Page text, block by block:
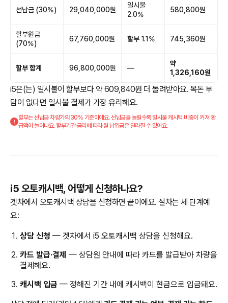
선납금 (30%) 29,040,000원
일시불
2.0%
580,800원
할부원금
(70%)
67,760,000원 할부 1.1% 745,360원
할부 합계 96,800,000원 —
약
1,326,160원
i5은(는) 일시불이 할부보다 약 609,840원 더 돌려받아요. 목돈 부
담이 없다면 일시불 결제가 가장 유리해요.
할부는 선납금 차량가의 30% 기준이에요. 선납금을 늘릴수록 일시불 캐시백 비중이 커져 환
급액이 늘어나요. 할부기간·금리에 따라 월 납입금은 달라질 수 있어요.
i5 오토캐시백, 어떻게 신청하나요?
겟차에서 오토캐시백 상담을 신청하면 끝이에요. 절차는 세 단계예
요:
상담 신청 — 겟차에서 i5 오토캐시백 상담을 신청해요.
카드 발급·결제 — 상담원 안내에 따라 카드를 발급받아 차량을
결제해요.
캐시백 입금 — 정해진 기간 내에 캐시백이 현금으로 입금돼요.